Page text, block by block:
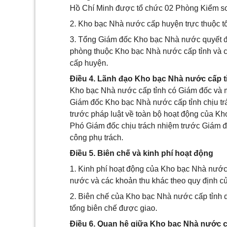
Hồ Chí Minh được tổ chức 02 Phòng Kiểm
2. Kho bạc Nhà nước cấp huyện trực thuộc
3. Tổng Giám đốc Kho bạc Nhà nước quyết
phòng thuộc Kho bạc Nhà nước cấp tỉnh và
cấp huyện.
Điều 4. Lãnh đạo Kho bạc Nhà nước cấp
Kho bạc Nhà nước cấp tỉnh có Giám đốc và
Giám đốc Kho bạc Nhà nước cấp tỉnh chịu
trước pháp luật về toàn bộ hoạt động của
Phó Giám đốc chịu trách nhiệm trước
công phụ trách.
Điều 5. Biên chế và kinh phí hoạt động
1. Kinh phí hoạt động của Kho bạc Nhà
nước và các khoản thu khác theo quy định
2. Biên chế của Kho bạc Nhà nước cấp tỉnh
tổng biên chế được giao.
Điều 6. Quan hệ giữa Kho bạc Nhà nước